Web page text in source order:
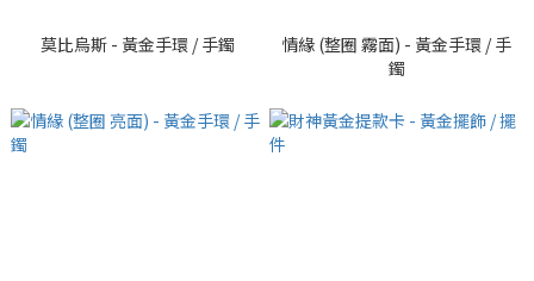
莫比烏斯 - 黃金手環 / 手鐲
情緣 (整圈 霧面) - 黃金手環 / 手
鐲